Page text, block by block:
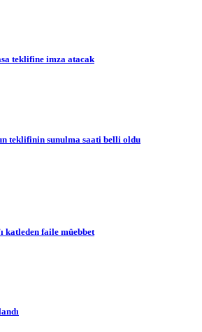
teklifine imza atacak
teklifinin sunulma saati belli oldu
katleden faile müebbet